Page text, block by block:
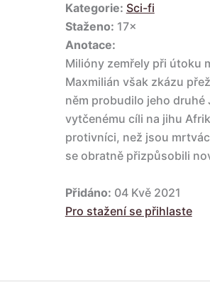
Kategorie: Sci-fi
Staženo: 17×
Anotace:
Milióny zemřely při útoku
Maxmilián však zkázu
něm probudilo jeho druhé
vytčenému cíli na jihu
protivníci, než jsou
se obratně přizpůsobili
Přidáno: 04 Kvě 2021
Pro stažení se přihlaste